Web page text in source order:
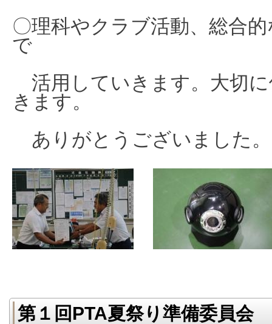
〇理科やクラブ活動、総合
で
活用していきます。 大切
きます。
ありがとうございました。
第１回PTA夏祭り準備委員会